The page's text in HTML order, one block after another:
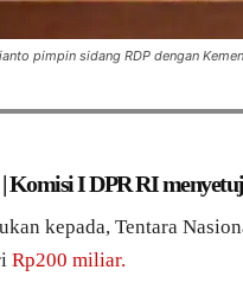
pimpin sidang RDP dengan
Komisi I DPR RI
kepada, Tentara
Rp200 miliar.